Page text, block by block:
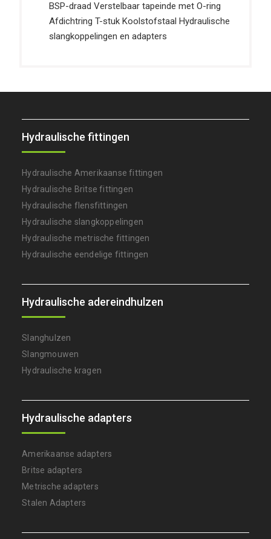
BSP-draad Verstelbaar tapeinde met O-ring
Afdichtring T-stuk Koolstofstaal Hydraulische
slangkoppelingen en adapters
Hydraulische fittingen
Hydraulische Amerikaanse fittingen
Hydraulische Britse fittingen
Hydraulische flensfittingen
Hydraulische slangkoppelingen
Hydraulische metrische fittingen
Hydraulische eendelige fittingen
Hydraulische adereindhulzen
Slanghulzen
Slangmouwen
Hydraulische kragen
Hydraulische adapters
Amerikaanse adapters
Britse adapters
Metrische adapters
Stalen Adapters